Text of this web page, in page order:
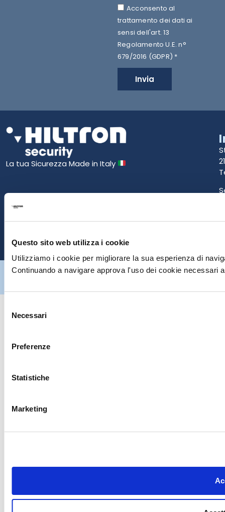
Questo sito web utilizza i cookie
Utilizziamo i cookie per migliorare la sua esperienza di
Continuando a navigare approva l'uso dei cookie necessari
delNecessari
Preferenze
Statistiche
Marketing
Acconsento al
trattamento dei dati ai
sensi dell'art. 13
Regolamento U.E. n°
679/2016 (GDPR) *
Invia
La tua Sicurezza Made in Italy
Hiltron Security è distribuito in Italia da Hiltron Land S.r.l. | P.IVA